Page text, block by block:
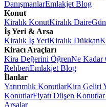
DanışmanlarEmlakjet Blog
Konut
Kiralık KonutKiralık Daire
İş Yeri & Arsa
Kiralık İş YeriKiralık Dükkan
Kiracı Araçları
Kira Değerini ÖğrenNe Kadar
RehberiEmlakjet Blog
İlanlar
Yatırımlık KonutlarKira Geliri
KonutlarFiyatı Düşen Konutlar
Arsalar